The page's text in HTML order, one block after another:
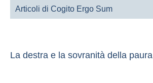
Articoli di Cogito Ergo Sum
La destra e la sovranità della paura